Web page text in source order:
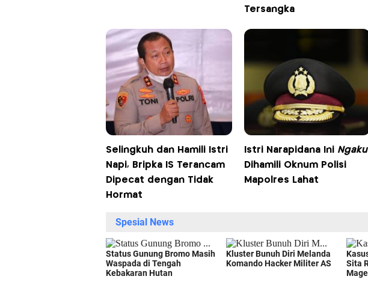
Tersangka
Selingkuh dan Hamili Istri
Napi, Bripka IS Terancam
Dipecat dengan Tidak
Hormat
Istri Narapidana Ini Ngaku
Dihamili Oknum Polisi
Mapolres Lahat